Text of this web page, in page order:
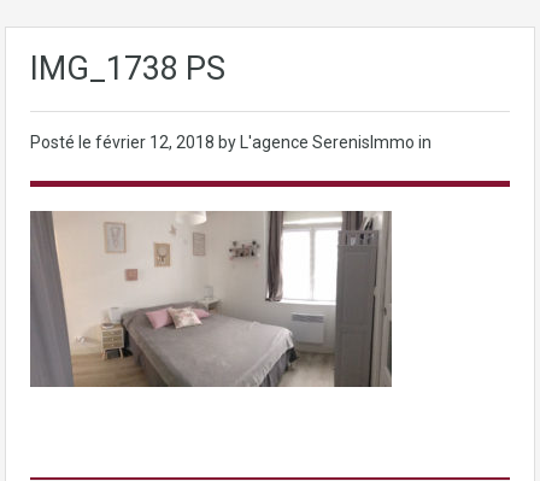
IMG_1738 PS
Posté le février 12, 2018 by L'agence SerenisImmo in